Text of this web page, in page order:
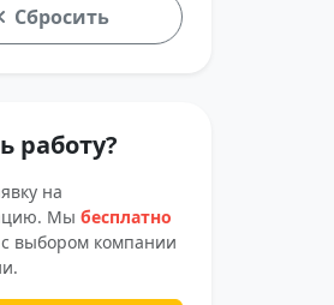
Сбросить
на
Мы бесплатно
выбором компании